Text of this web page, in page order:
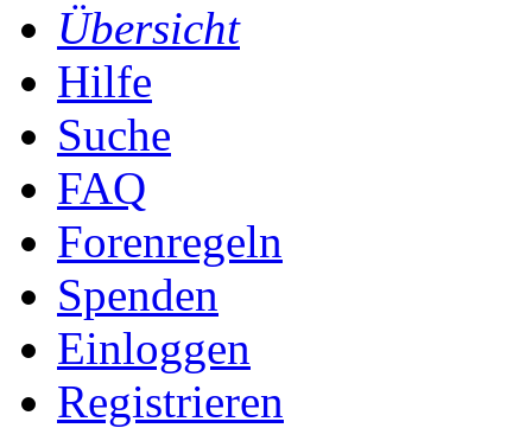
Übersicht
Hilfe
Suche
FAQ
Forenregeln
Spenden
Einloggen
Registrieren